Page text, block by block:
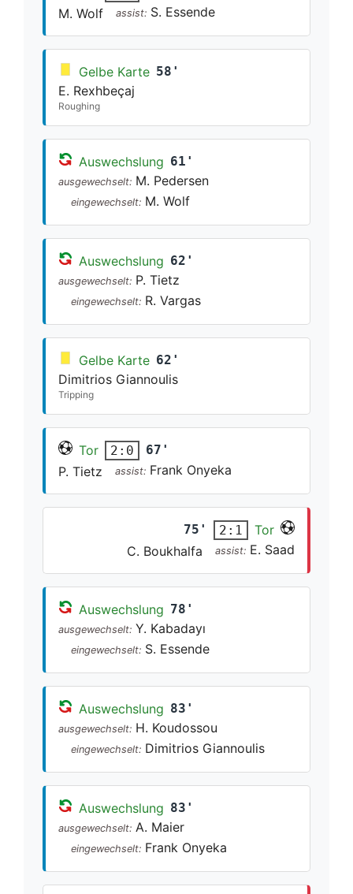
M. Wolf
assist: S. Essende
Gelbe Karte 58'
E. Rexhbeçaj
Roughing
Auswechslung 61'
ausgewechselt: M. Pedersen
eingewechselt: M. Wolf
Auswechslung 62'
ausgewechselt: P. Tietz
eingewechselt: R. Vargas
Gelbe Karte 62'
Dimitrios Giannoulis
Tripping
Tor 2:0 67'
P. Tietz assist: Frank Onyeka
75' 2:1
Tor
C. Boukhalfa
assist: E. Saad
Auswechslung 78'
ausgewechselt: Y. Kabadayı
eingewechselt: S. Essende
Auswechslung 83'
ausgewechselt: H. Koudossou
eingewechselt: Dimitrios Giannoulis
Auswechslung 83'
ausgewechselt: A. Maier
eingewechselt: Frank Onyeka